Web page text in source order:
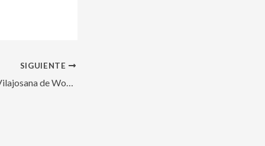
SIGUIENTE
Entrevista a Ignasi Vilajosana de Worldsensing: Sensores de aparcamiento – Smart City